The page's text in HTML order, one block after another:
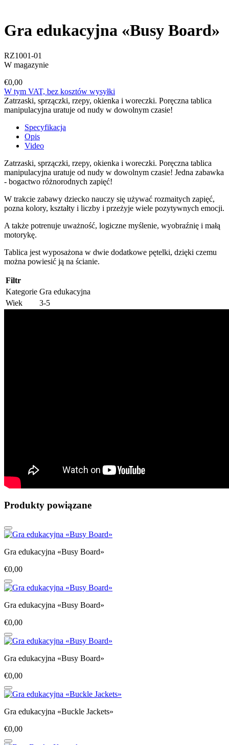
Gra edukacyjna «Busy Board»
RZ1001-01
W magazynie
€0,00
W tym VAT, bez kosztów wysyłki
Zatrzaski, sprzączki, rzepy, okienka i woreczki. Poręczna tablica
manipulacyjna uratuje od nudy w dowolnym czasie!
Specyfikacja
Opis
Video
Zatrzaski, sprzączki, rzepy, okienka i woreczki. Poręczna tablica
manipulacyjna uratuje od nudy w dowolnym czasie! Jedna zabawka
- bogactwo różnorodnych zapięć!
W trakcie zabawy dziecko nauczy się używać rozmaitych zapięć,
pozna kolory, kształty i liczby i przeżyje wiele pozytywnych emocji.
A także potrenuje uważność, logiczne myślenie, wyobraźnię i małą
motorykę.
Tablica jest wyposażona w dwie dodatkowe pętelki, dzięki czemu
można powiesić ją na ścianie.
Filtr
Kategorie Gra edukacyjna
Wiek
3-5
Produkty powiązane
Gra edukacyjna «Busy Board»
€0,00
Gra edukacyjna «Busy Board»
€0,00
Gra edukacyjna «Busy Board»
€0,00
Gra edukacyjna «Buckle Jackets»
€0,00